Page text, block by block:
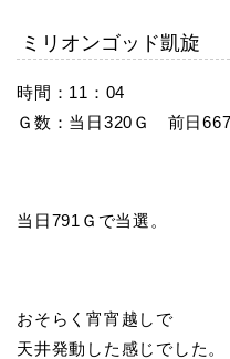
ミリオンゴッド凱旋
時間：11：04
Ｇ数：当日320Ｇ 前日
当日791Ｇで当選。
おそらく宵宵越しで
天井発動した感じでした。